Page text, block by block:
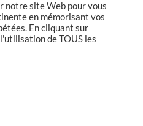
LEGALES
questions
de vente
de vente en magasin
notre site Web pour vous
en mémorisant vos
En cliquant sur
de TOUS les